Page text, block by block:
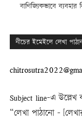
বাণিজ্যিকভাবে
নীচের ইমেইলে লেখা
Subject line-এ
“লেখা পাঠানো –